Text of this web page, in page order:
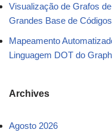
Visualização de Grafos
Grandes Base de
Mapeamento
Linguagem DOT do
Archives
Agosto 2026